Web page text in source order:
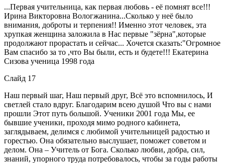
...Первая учительница, как первая любовь - её помнят все!!!
Ирина Викторовна Вологжанина...Сколько у неё было
внимания, доброты и терпения!! Именно этот человек, эта
хрупкая женщина заложила в Нас первые "зёрна",которые
продолжают прорастать и сейчас... Хочется сказать:"Огромное
Вам спасибо за то ,что Вы были, есть и будете!!! Екатерина
Сизова ученица 1998 года
Слайд 17
Наш первый шаг, Наш первый друг, Всё это вспомнилось, И
светлей стало вдруг. Благодарим всею душой Что вы с нами
прошли Этот путь большой. Ученики 2001 года Мы, ее
бывшие ученики, проходя мимо родного кабинета,
заглядываем, делимся с любимой учительницей радостью и
горестью. Она обязательно выслушает, поможет советом и
делом. Она – Учитель от Бога. Сколько любви, добра, сил,
знаний, упорного труда потребовалось, чтобы за годы работы